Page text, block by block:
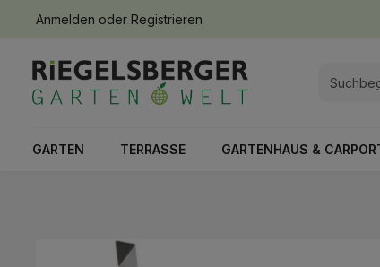
Zur Hauptnavigation springen
Anmelden oder Registrieren
GARTEN TERRASSE GARTENHAUS &